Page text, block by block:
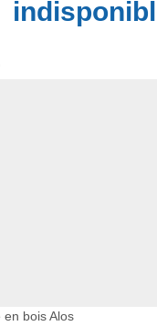
en bois Alos